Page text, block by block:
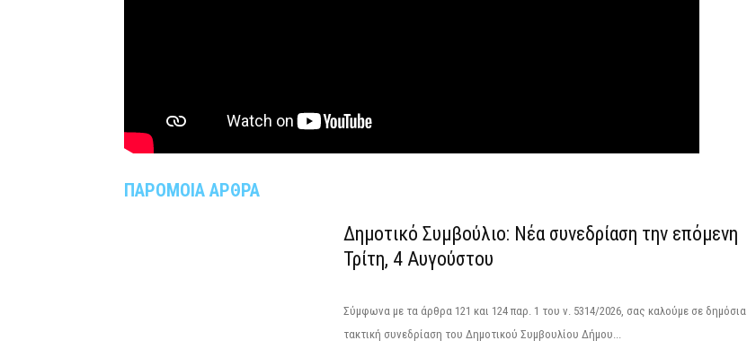
ΠΑΡΟΜΟΙΑ ΑΡΘΡΑ
Δημοτικό Συμβούλιο: Νέα συνεδρίαση την επόμενη
Τρίτη, 4 Αυγούστου
Σύμφωνα με τα άρθρα 121 και 124 παρ. 1 του ν. 5314/2026, σας καλούμε σε δημόσια
τακτική συνεδρίαση του Δημοτικού Συμβουλίου Δήμου...